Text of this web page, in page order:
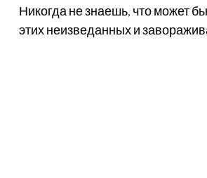
Никогда не знаешь, что может
этих неизведанных и